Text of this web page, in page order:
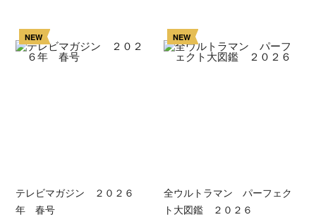
NEW
テレビマガジン ２０２６
年 春号
NEW
全ウルトラマン パーフェク
ト大図鑑 ２０２６